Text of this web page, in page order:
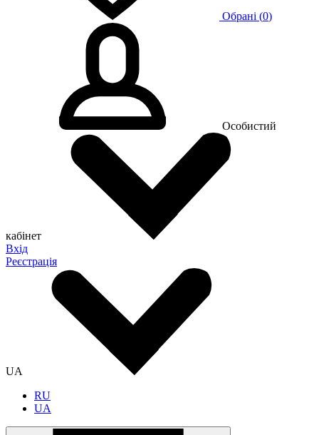
Обрані (0)
Особистий
кабінет
Вхід
Реєстрація
UA
RU
UA